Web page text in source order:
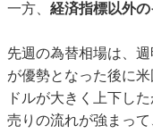
一方、 経済指標以外の
先週の為替相場は、
が優勢となった後に
ドルが大きく上下し
売りの流れが強まっ